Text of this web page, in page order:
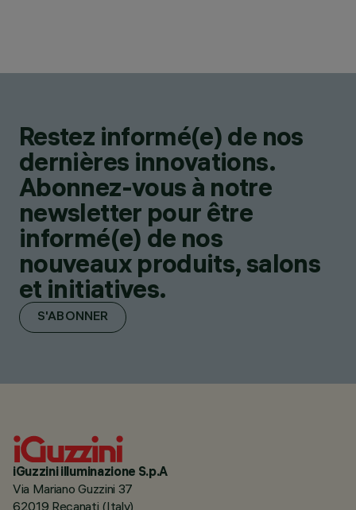
Restez informé(e) de nos
dernières innovations.
Abonnez-vous à notre
newsletter pour être
informé(e) de nos
nouveaux produits, salons
et initiatives.
S'ABONNER
iGuzzini illuminazione S.p.A
Via Mariano Guzzini 37
62019 Recanati (Italy)